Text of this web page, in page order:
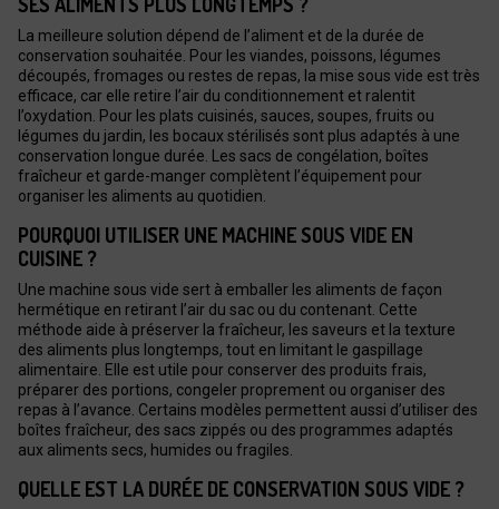
La meilleure solution dépend de l’aliment et de la durée de
conservation souhaitée. Pour les viandes, poissons, légumes
découpés, fromages ou restes de repas, la mise sous vide est très
efficace, car elle retire l’air du conditionnement et ralentit
l’oxydation. Pour les plats cuisinés, sauces, soupes, fruits ou
légumes du jardin, les bocaux stérilisés sont plus adaptés à une
conservation longue durée. Les sacs de congélation, boîtes
fraîcheur et garde-manger complètent l’équipement pour
organiser les aliments au quotidien.
POURQUOI UTILISER UNE MACHINE SOUS VIDE EN
CUISINE ?
Une machine sous vide sert à emballer les aliments de façon
hermétique en retirant l’air du sac ou du contenant. Cette
méthode aide à préserver la fraîcheur, les saveurs et la texture
des aliments plus longtemps, tout en limitant le gaspillage
alimentaire. Elle est utile pour conserver des produits frais,
préparer des portions, congeler proprement ou organiser des
repas à l’avance. Certains modèles permettent aussi d’utiliser des
boîtes fraîcheur, des sacs zippés ou des programmes adaptés
aux aliments secs, humides ou fragiles.
QUELLE EST LA DURÉE DE CONSERVATION SOUS VIDE ?